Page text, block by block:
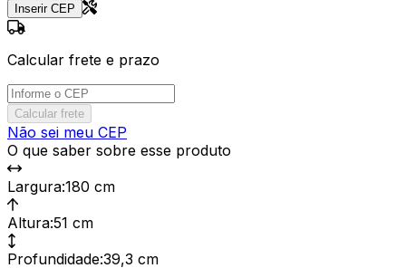
Inserir CEP
Calcular frete e prazo
Calcular frete
Não sei meu CEP
O que saber sobre esse produto
Largura:180 cm
Altura:51 cm
Profundidade:39,3 cm